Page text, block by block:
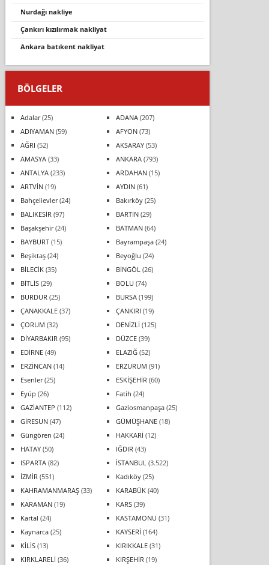
nurdaği nakli̇ye
çankırı kızılırmak nakliyat
ankara batıkent nakliyat
BÖLGELER
Adalar(25) ADANA(207)
ADIYAMAN(59) AFYON(73)
AĞRI (52) AKSARAY(53)
AMASYA(33) ANKARA(793)
ANTALYA(233) ARDAHAN(15)
ARTVİN(19) AYDIN(61)
Bahçelievler(24) Bakırköy(25)
BALIKESİR (97) BARTIN(29)
Başakşehir(24) BATMAN(64)
BAYBURT(15) Bayrampaşa(24)
Beşiktaş(24) Beyoğlu (24)
BİLECİK(35) BİNGÖL (26)
BİTLİS(29) BOLU (74)
BURDUR (25) BURSA(199)
ÇANAKKALE(37) ÇANKIRI (19)
ÇORUM (32) DENİZLİ (125)
DİYARBAKIR (95) DÜZCE(39)
EDİRNE(49) ELAZIĞ(52)
ERZİNCAN(14) ERZURUM (91)
Esenler(25) ESKİŞEHİR (60)
Eyüp (26) Fatih (24)
GAZİANTEP (112) Gaziosmanpaşa(25)
GİRESUN(47) GÜMÜŞHANE(18)
Güngören (24) HAKKARİ (12)
HATAY(50) IĞDIR (43)
ISPARTA(82) İSTANBUL (3.522)
İZMİR (551) Kadıköy(25)
KAHRAMANMARAŞ(33) KARABÜK(40)
KARAMAN(19) KARS(39)
Kartal (24) KASTAMONU (31)
Kaynarca(25) KAYSERİ (164)
KİLİS(13) KIRIKKALE(31)
KIRKLARELİ (36) KIRŞEHİR (19)